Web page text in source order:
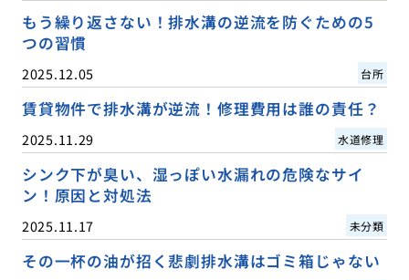
もう繰り返さない！排水溝の逆流を防ぐための5
つの習慣
2025.12.05 台所
賃貸物件で排水溝が逆流！修理費用は誰の責任？
2025.11.29 水道修理
シンク下が臭い、湿っぽい水漏れの危険なサイ
ン！原因と対処法
2025.11.17 未分類
その一杯の油が招く悲劇排水溝はゴミ箱じゃない